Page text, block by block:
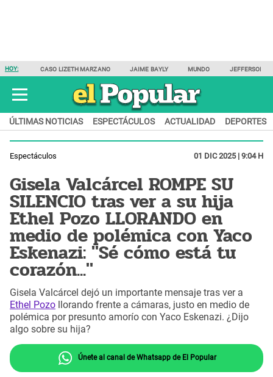
HOY: CASO LIZETH MARZANO JAIME BAYLY MUNDO JEFFERSON
ÚLTIMAS NOTICIAS ESPECTÁCULOS ACTUALIDAD DEPORTES
Espectáculos 01 DIC 2025 | 9:04 H
Gisela Valcárcel ROMPE SU
SILENCIO tras ver a su hija
Ethel Pozo LLORANDO en
medio de polémica con Yaco
Eskenazi: "Sé cómo está tu
corazón..."
Gisela Valcárcel dejó un importante mensaje tras ver a
Ethel Pozo llorando frente a cámaras, justo en medio de
polémica por presunto amorío con Yaco Eskenazi. ¿Dijo
algo sobre su hija?
Únete al canal de Whatsapp de El Popular